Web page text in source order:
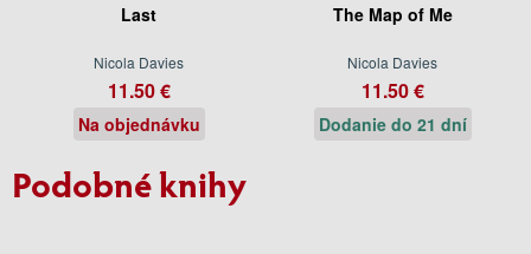
Last
Nicola Davies
11.50 €
Na objednávku
The Map of Me
Nicola Davies
11.50 €
Dodanie do 21 dní
Podobné knihy